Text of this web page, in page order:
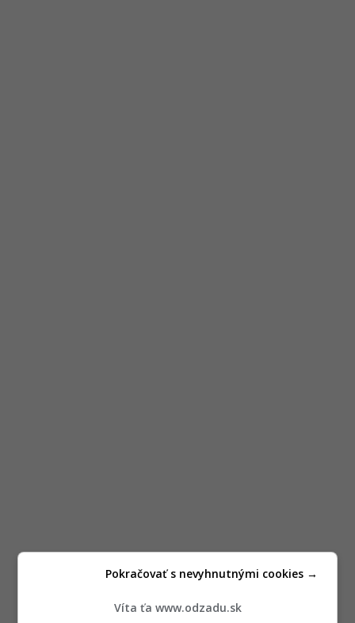
Víta ťa www.odzadu.sk
Pokračovať s nevyhnutnými cookies →